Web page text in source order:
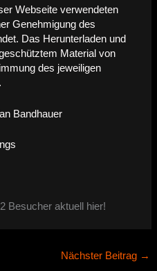
Webseite verwendeten
Genehmigung des
Das Herunterladen und
Material von
des jeweiligen
Bandhauer
Besucher aktuell hier!
Nächster Beitrag →